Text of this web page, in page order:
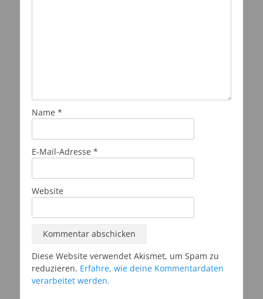
Name *
E-Mail-Adresse *
Website
Diese Website verwendet Akismet, um Spam zu
reduzieren. Erfahre, wie deine Kommentardaten
verarbeitet werden.